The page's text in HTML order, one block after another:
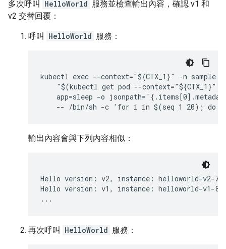
多次呼叫 HelloWorld 服務並檢查輸出內容，確認 v1 和
v2 交替回覆：
呼叫 HelloWorld 服務：
kubectl exec --context="${CTX_1}" -n sample
"$(kubectl get pod --context="${CTX_1}"
app=sleep -o
輸出內容會與下列內容相似：
Hello version: v2, instance: helloworld-v2-
Hello version: v1, instance: helloworld-v1-
...
再次呼叫 HelloWorld 服務：